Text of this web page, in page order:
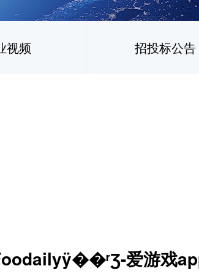
视频 招投标公告
爱游戏